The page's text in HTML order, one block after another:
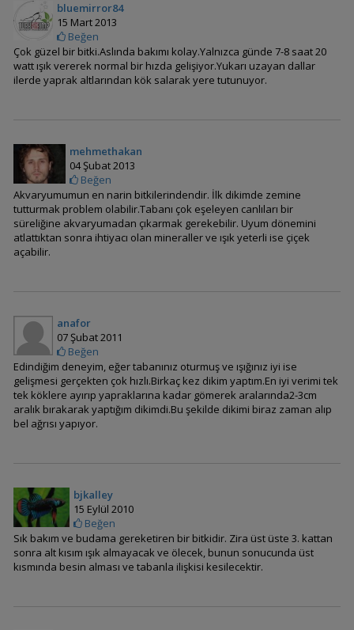
Bacopa monnieri
bluemirror84
15 Mart 2013
Beğen
Çok güzel bir bitki.Aslında bakımı kolay.Yalnızca günde 7-8 saat 20
watt ışık vererek normal bir hızda gelişiyor.Yukarı uzayan dallar
ilerde yaprak altlarından kök salarak yere tutunuyor.
mehmethakan
04 Şubat 2013
Beğen
Akvaryumumun en narin bitkilerindendir. İlk dikimde zemine
tutturmak problem olabilir.Tabanı çok eşeleyen canlıları bir
süreliğine akvaryumadan çıkarmak gerekebilir. Uyum dönemini
atlattıktan sonra ihtiyacı olan mineraller ve ışık yeterli ise çiçek
açabilir.
anafor
07 Şubat 2011
Beğen
Edindiğim deneyim, eğer tabanınız oturmuş ve ışığınız iyi ise
gelişmesi gerçekten çok hızlı.Birkaç kez dikim yaptım.En iyi verimi tek
tek köklere ayırıp yapraklarına kadar gömerek aralarında2-3cm
aralık bırakarak yaptığım dikimdi.Bu şekilde dikimi biraz zaman alıp
bel ağrısı yapıyor.
bjkalley
15 Eylül 2010
Beğen
Sık bakım ve budama gereketiren bir bitkidir. Zira üst üste 3. kattan
sonra alt kısım ışık almayacak ve ölecek, bunun sonucunda üst
kısmında besin alması ve tabanla ilişkisi kesilecektir.